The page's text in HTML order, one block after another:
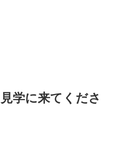
学に来てくださ